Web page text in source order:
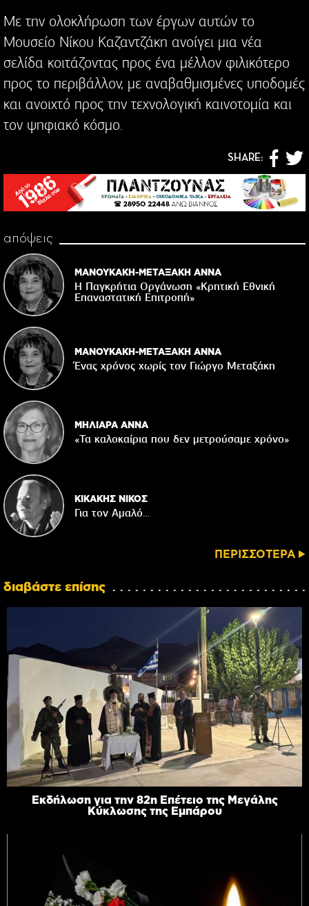
Με την ολοκλήρωση των έργων αυτών το
Μουσείο Νίκου Καζαντζάκη ανοίγει μια νέα
σελίδα κοιτάζοντας προς ένα μέλλον φιλικότερο
προς το περιβάλλον, με αναβαθμισμένες υποδομές
και ανοιχτό προς την τεχνολογική καινοτομία και
τον ψηφιακό κόσμο.
SHARE:
απόψεις
ΜΑΝΟΥΚΑΚΗ-ΜΕΤΑΞΑΚΗ ΑΝΝΑ
Η Παγκρήτια Οργάνωση «Κρητική Εθνική
Επαναστατική Eπιτροπή»
ΜΑΝΟΥΚΑΚΗ-ΜΕΤΑΞΑΚΗ ΑΝΝΑ
Ένας χρόνος χωρίς τον Γιώργο Μεταξάκη
ΜΗΛΙΑΡΑ ΑΝΝΑ
«Τα καλοκαίρια που δεν μετρούσαμε χρόνο»
ΚΙΚΑΚΗΣ ΝΙΚΟΣ
Για τον Αμαλό…
ΠΕΡΙΣΣΟΤΕΡΑ
διαβάστε επίσης
Εκδήλωση για την 82η Επέτειο της Μεγάλης
Κύκλωσης της Εμπάρου